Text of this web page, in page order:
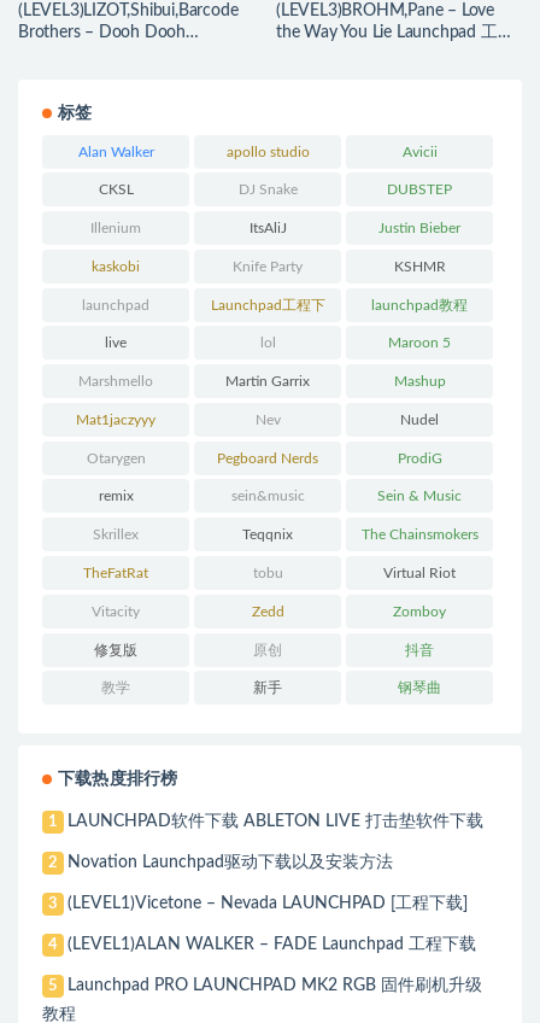
(LEVEL3)LIZOT,Shibui,Barcode
Brothers – Dooh Dooh
(LEVEL3)BROHM,Pane – Love
the Way You Lie Launchpad 工程
标签
Alan Walker apollo studio Avicii
CKSL DJ Snake DUBSTEP
Illenium ItsAliJ Justin Bieber
kaskobi Knife Party KSHMR
launchpad Launchpad工程下
载
launchpad教程
live lol Maroon 5
Marshmello Martin Garrix Mashup
Mat1jaczyyy Nev Nudel
Otarygen Pegboard Nerds ProdiG
remix sein&music Sein & Music
Skrillex Teqqnix The Chainsmokers
TheFatRat tobu Virtual Riot
Vitacity Zedd Zomboy
修复版 原创 抖音
教学 新手 钢琴曲
下载热度排行榜
1 LAUNCHPAD软件下载 ABLETON LIVE 打击垫软件下载
2 Novation Launchpad驱动下载以及安装方法
3 (LEVEL1)Vicetone – Nevada LAUNCHPAD [工程下载]
4 (LEVEL1)ALAN WALKER – FADE Launchpad 工程下载
5
Launchpad PRO LAUNCHPAD MK2 RGB 固件刷机升级
教程